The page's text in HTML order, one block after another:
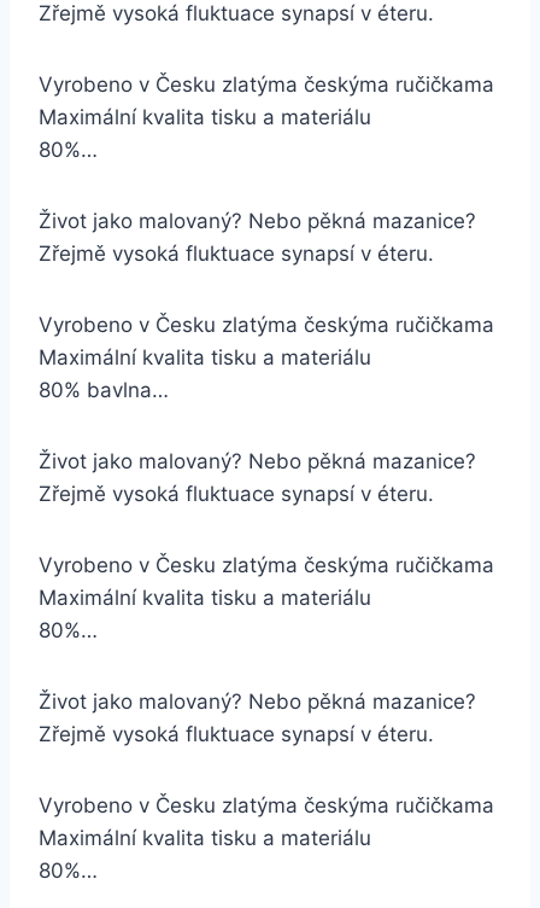
Zřejmě vysoká fluktuace synapsí v éteru.
Vyrobeno v Česku zlatýma českýma ručičkama
Maximální kvalita tisku a materiálu
80%…
Život jako malovaný? Nebo pěkná mazanice?
Zřejmě vysoká fluktuace synapsí v éteru.
Vyrobeno v Česku zlatýma českýma ručičkama
Maximální kvalita tisku a materiálu
80% bavlna…
Život jako malovaný? Nebo pěkná mazanice?
Zřejmě vysoká fluktuace synapsí v éteru.
Vyrobeno v Česku zlatýma českýma ručičkama
Maximální kvalita tisku a materiálu
80%…
Život jako malovaný? Nebo pěkná mazanice?
Zřejmě vysoká fluktuace synapsí v éteru.
Vyrobeno v Česku zlatýma českýma ručičkama
Maximální kvalita tisku a materiálu
80%…